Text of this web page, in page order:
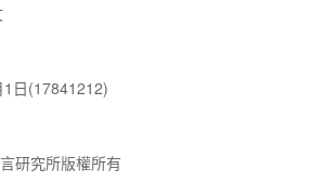
日(17841212)
研究所版權所有